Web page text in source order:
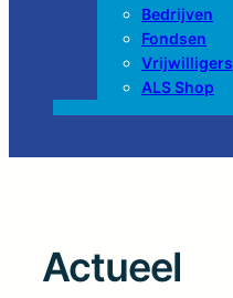
Bedrijven
Fondsen
Vrijwilligers
ALS Shop
Actueel